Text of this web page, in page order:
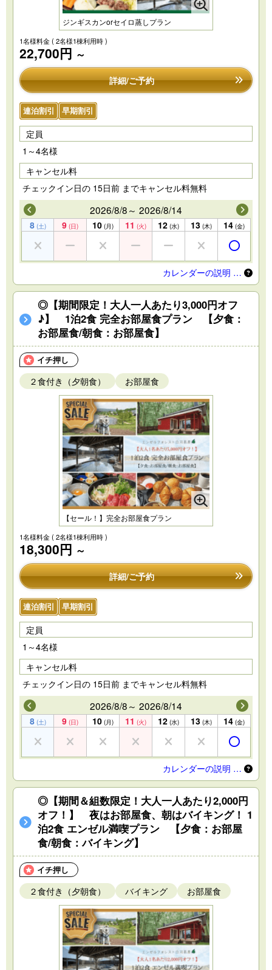
ジンギスカンorセイロ蒸しプラン
1名様料金( 2名様1棟利用時 )
22,700円 ～
詳細/ご予約
連泊割引 早期割引
定員
1～4名様
キャンセル料
チェックイン日の 15日前 までキャンセル料無料
2026/8/8～ 2026/8/14
8 (土) 9 (日) 10 (月) 11 (火) 12 (水) 13 (木) 14 (金)
カレンダーの説明 …
◎【期間限定！大人一人あたり3,000円オフ
♪】 1泊2食 完全お部屋食プラン 【夕食：
お部屋食/朝食：お部屋食】
イチ押し
２食付き（夕朝食） お部屋食
【セール！】完全お部屋食プラン
1名様料金( 2名様1棟利用時 )
18,300円 ～
詳細/ご予約
連泊割引 早期割引
定員
1～4名様
キャンセル料
チェックイン日の 15日前 までキャンセル料無料
2026/8/8～ 2026/8/14
8 (土) 9 (日) 10 (月) 11 (火) 12 (水) 13 (木) 14 (金)
カレンダーの説明 …
◎【期間＆組数限定！大人一人あたり2,000円
オフ！】 夜はお部屋食、朝はバイキング！ 1
泊2食 エンゼル満喫プラン 【夕食：お部屋
食/朝食：バイキング】
イチ押し
２食付き（夕朝食） バイキング お部屋食